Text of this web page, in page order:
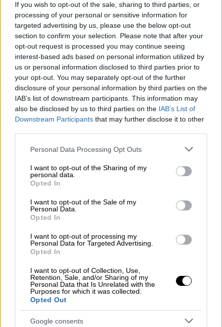
If you wish to opt-out of the sale, sharing to third parties, or
processing of your personal or sensitive information for
targeted advertising by us, please use the below opt-out
section to confirm your selection. Please note that after your
opt-out request is processed you may continue seeing
interest-based ads based on personal information utilized by
us or personal information disclosed to third parties prior to
your opt-out. You may separately opt-out of the further
disclosure of your personal information by third parties on the
IAB’s list of downstream participants. This information may
also be disclosed by us to third parties on the IAB’s List of
Downstream Participants that may further disclose it to other
Please note that this website/app uses one or more Google
not limited to your visit or usage behaviour. You may click to
grant or deny consent to Google and its third-party tags to
use your data for below specified purposes in below Google
consent section.
Personal Data Processing Opt Outs
I want to opt-out of the Sharing of my
personal data.
Opted In
I want to opt-out of the Sale of my
Personal Data.
Opted In
I want to opt-out of processing my
Personal Data for Targeted Advertising.
Opted In
I want to opt-out of Collection, Use,
Retention, Sale, and/or Sharing of my
Personal Data that Is Unrelated with the
Purposes for which it was collected.
Opted Out
Google consents
σημαίνει η πλειοψηφία των «153»
Στο Μαξίµου θεωρούν ότι η ρητορική
Καµµένου αφορά από εδώ και πέρα τη
«γαλάζια πολυκατοικία»
Κόσμος|25.01.2019 23:20
Μέρκελ για κύρωση Συμφωνίας:
«Σημαντικό μήνυμα για τη
Σημαντική η δήλωση της Γερμανίδας
καγκελαρίου μετά την κύρωση της
Συμφωνίας των Πρεσπών από την ελληνική
Βουλή